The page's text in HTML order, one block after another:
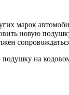
новую
на